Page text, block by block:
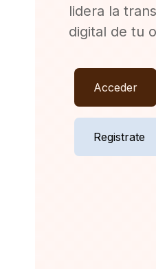
lidera la
digital de tu
Acceder
Registrate